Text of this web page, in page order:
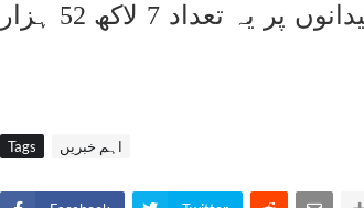
2019 کے ایڈیشنز میں انگلش میدانوں پر یہ تعداد 7 لاکھ 52 ہزار
Tags اہم خبریں